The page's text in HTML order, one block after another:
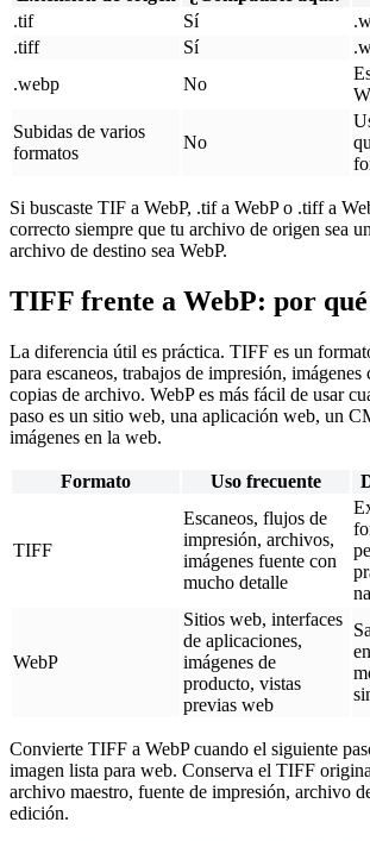
.tif
Sí
.tiff
Sí
.webp
No
Subidas de varios
formatos
No
Si buscaste TIF a WebP, .tif a WebP o .tiff a
correcto siempre que tu archivo de origen sea
archivo de destino sea WebP.
TIFF frente a WebP: por
La diferencia útil es práctica. TIFF es un
para escaneos, trabajos de impresión,
copias de archivo. WebP es más fácil de usar
paso es un sitio web, una aplicación web, un
imágenes en la web.
Formato Uso frecuente
TIFF
Escaneos, flujos de
impresión, archivos,
imágenes fuente con
mucho detalle
WebP
Sitios web, interfaces
de aplicaciones,
imágenes de
producto, vistas
previas web
Convierte TIFF a WebP cuando el siguiente
imagen lista para web. Conserva el TIFF
archivo maestro, fuente de impresión, archivo
edición.